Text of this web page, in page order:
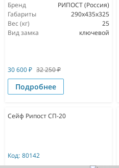
Бренд
РИПОСТ (Россия)
Габариты
290x435x325
Вес (кг)
25
Вид замка
ключевой
30 600₽ 32 250₽
Подробнее
Сейф Рипост СП-20
Код: 80142